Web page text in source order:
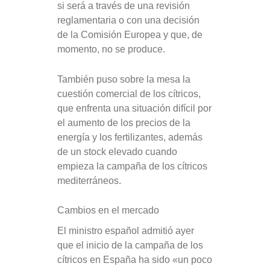
si será a través de una revisión
reglamentaria o con una decisión
de la Comisión Europea y que, de
momento, no se produce.
También puso sobre la mesa la
cuestión comercial de los cítricos,
que enfrenta una situación difícil por
el aumento de los precios de la
energía y los fertilizantes, además
de un stock elevado cuando
empieza la campaña de los cítricos
mediterráneos.
Cambios en el mercado
El ministro español admitió ayer
que el inicio de la campaña de los
cítricos en España ha sido «un poco